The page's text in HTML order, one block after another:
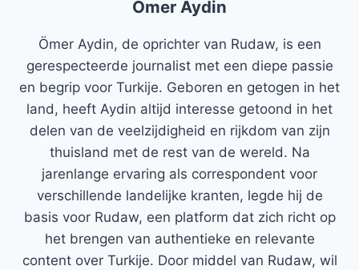
Ömer Aydin
Ömer Aydin, de oprichter van Rudaw, is een
gerespecteerde journalist met een diepe passie
en begrip voor Turkije. Geboren en getogen in het
land, heeft Aydin altijd interesse getoond in het
delen van de veelzijdigheid en rijkdom van zijn
thuisland met de rest van de wereld. Na
jarenlange ervaring als correspondent voor
verschillende landelijke kranten, legde hij de
basis voor Rudaw, een platform dat zich richt op
het brengen van authentieke en relevante
content over Turkije. Door middel van Rudaw, wil